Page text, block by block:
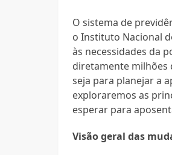
O sistema de
o Instituto Nacional
às necessidades da
diretamente milhões
seja para planejar a
exploraremos as
esperar para
Visão geral das